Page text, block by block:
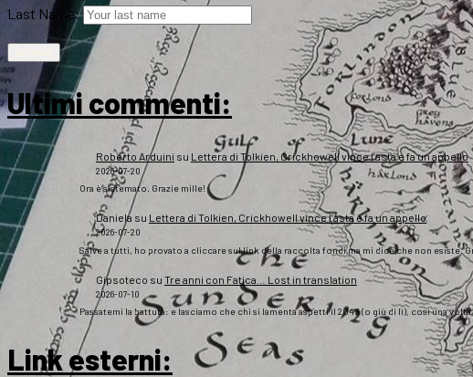
Last Name:
Ultimi commenti:
Roberto Arduini su Lettera di Tolkien, Crickhowell vince l’asta e fa un appello
2026-07-20
Ora è sistemato. Grazie mille!
Daniela su Lettera di Tolkien, Crickhowell vince l’asta e fa un appello
2026-07-20
Salve a tutti, ho provato a cliccare sul link della raccolta fondi ma mi dice che non esiste.
Gipsoteco su Tre anni con Fatica… Lost in translation
2026-07-10
Passatemi la battuta: e lasciamo che chi si lamenta aspetti il 2043 (o giù di lì), così una volta
Link esterni: